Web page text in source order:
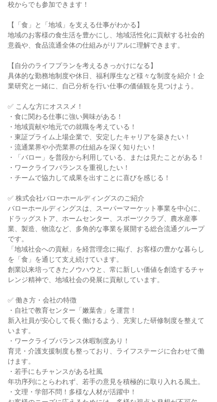
校からでも参加できます！
【「食」と「地域」を支える仕事がわかる】
地域のお客様の食生活を豊かにし、地域活性化に貢献する社会的
意義や、食品流通全体の仕組みがリアルに理解できます。
【自分のライフプランを考えるきっかけになる】
具体的な勤務地制度や休日、福利厚生など様々な制度を紹介！企
業研究と一緒に、自己分析を行い仕事の価値観を見つけよう。
✅ こんな方にオススメ！
・食に関わる仕事に強い興味がある！
・地域貢献や地元での就職を考えている！
・東証プライム上場企業で、安定したキャリアを築きたい！
・流通業界や小売業界の仕組みを深く知りたい！
・「バロー」を普段から利用している、または見たことがある！
・ワークライフバランスを重視したい！
・チームで協力して成果を出すことに喜びを感じる！
✅ 株式会社バローホールディングスのご紹介
バローホールディングスは、スーパーマーケット事業を中心に、
ドラッグストア、ホームセンター、スポーツクラブ、農水産事
業、製造、物流など、多角的な事業を展開する総合流通グループ
です。
「地域社会への貢献」を経営理念に掲げ、お客様の豊かな暮らし
を「食」を通じて支え続けています。
創業以来培ってきたノウハウと、常に新しい価値を創造するチャ
レンジ精神で、地域社会の発展に貢献しています。
✅ 働き方・会社の特徴
・自社で教育センター「嫩葉舎」を運営！
新入社員が安心して長く働けるよう、充実した研修制度を整えて
います。
・ワークライブバランス休暇制度あり！
育児・介護支援制度も整っており、ライフステージに合わせて働
けます。
・若手にもチャンスがある社風
年功序列にとらわれず、若手の意見を積極的に取り入れる風土。
・文理・学部不問！多様な人材が活躍中！